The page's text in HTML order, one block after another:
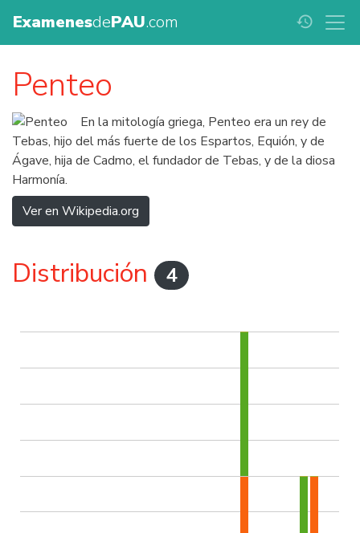
ExamenesdePAU.com history
Penteo
En la mitología griega, Penteo era un rey de
Tebas, hijo del más fuerte de los Espartos, Equión, y de
Ágave, hija de Cadmo, el fundador de Tebas, y de la diosa
Harmonía.
Ver en Wikipedia.org
Distribución 4